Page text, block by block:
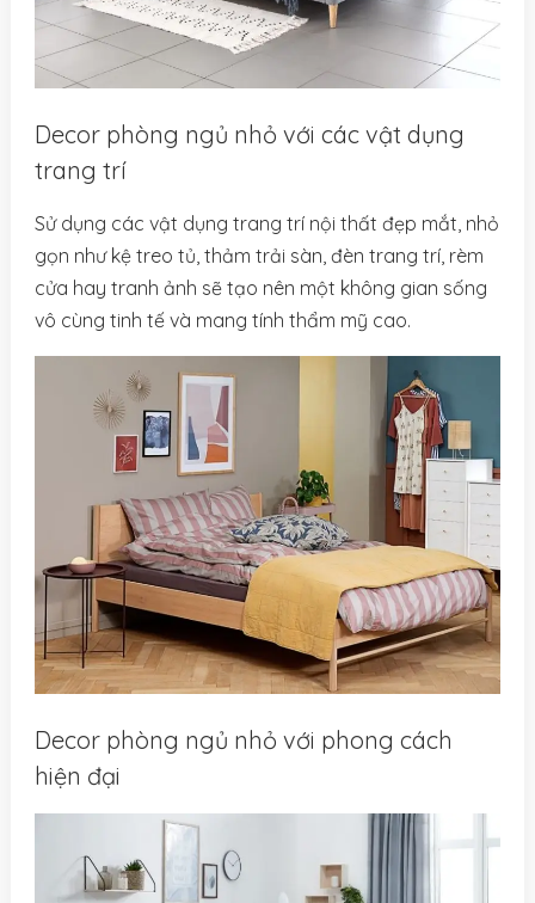
Decor phòng ngủ nhỏ với các vật dụng
trang trí
Sử dụng các vật dụng trang trí nội thất đẹp mắt, nhỏ
gọn như kệ treo tủ, thảm trải sàn, đèn trang trí, rèm
cửa hay tranh ảnh sẽ tạo nên một không gian sống
vô cùng tinh tế và mang tính thẩm mỹ cao.
Decor phòng ngủ nhỏ với phong cách
hiện đại